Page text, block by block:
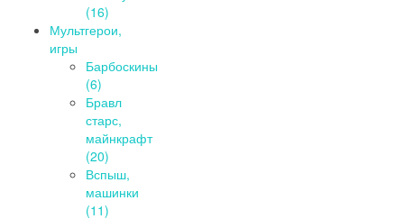
(16)
Мультгерои,
игры
Барбоскины
(6)
Бравл
старс,
майнкрафт
(20)
Вспыш,
машинки
(11)